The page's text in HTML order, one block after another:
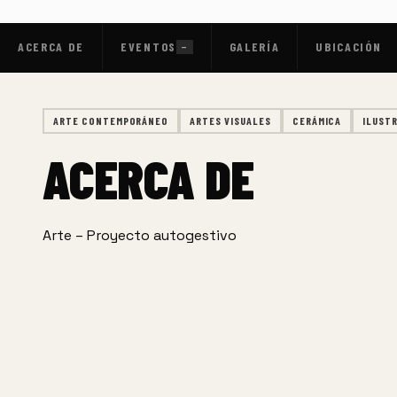
ACERCA DE EVENTOS — GALERÍA UBICACIÓN
ARTE CONTEMPORÁNEO ARTES VISUALES CERÁMICA
ACERCA DE
Arte – Proyecto autogestivo